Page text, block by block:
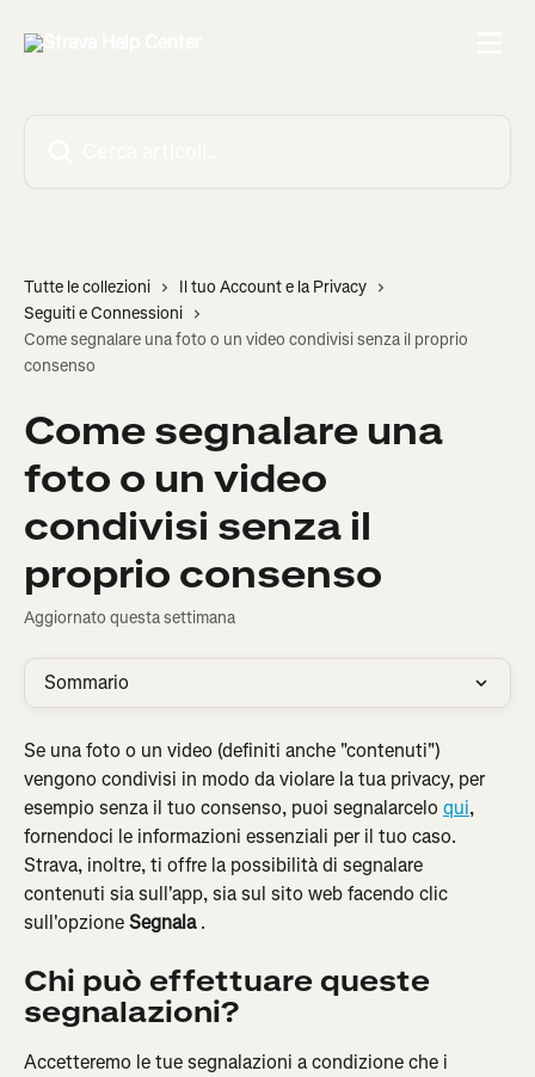
Tutte le collezioni
Il tuo Account e la Privacy
Seguiti e Connessioni
Come segnalare una foto o un video condivisi senza il proprio
consenso
Come segnalare una
foto o un video
condivisi senza il
proprio consenso
Aggiornato questa settimana
Sommario
Se una foto o un video (definiti anche "contenuti")
vengono condivisi in modo da violare la tua privacy, per
esempio senza il tuo consenso, puoi segnalarcelo qui,
fornendoci le informazioni essenziali per il tuo caso.
Strava, inoltre, ti offre la possibilità di segnalare
contenuti sia sull'app, sia sul sito web facendo clic
sull'opzione Segnala .
Chi può effettuare queste
segnalazioni?
Accetteremo le tue segnalazioni a condizione che i